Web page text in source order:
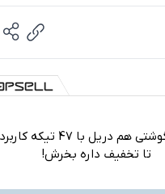
تلگرام
هم پیچ گوشتی هم دریل با 47
تا تخفیف داره بخرش!